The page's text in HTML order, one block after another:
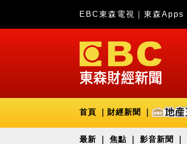
EBC東森電視 東森Apps
首頁 財經新聞
最新 焦點 影音新聞